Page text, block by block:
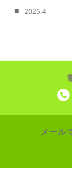
2025.4
メール